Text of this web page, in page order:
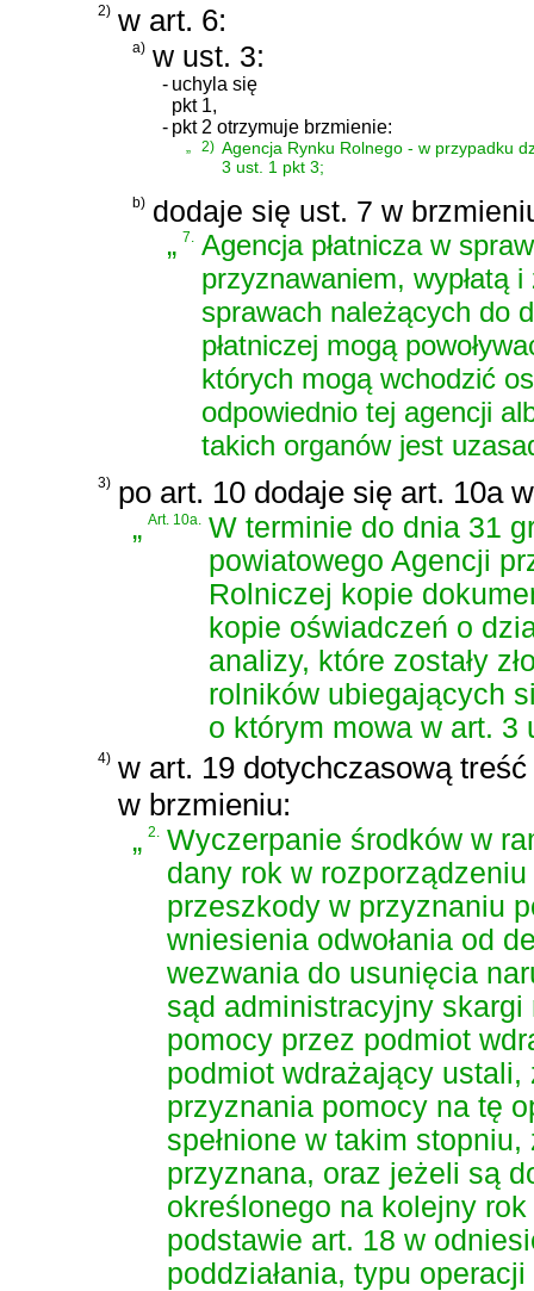
2) w art. 6:
a) w ust. 3:
-uchyla się
pkt 1,
-pkt 2 otrzymuje brzmienie:
2) Agencja Rynku Rolnego - w przypadku
3 ust. 1 pkt 3;
b) dodaje się ust. 7 w
„ 7. Agencja płatnicza w
przyznawaniem, wypłatą
sprawach należących do
płatniczej mogą
których mogą wchodzić
odpowiednio tej agencji
takich organów jest
3) po art. 10 dodaje się art. 10a
„Art. 10a. W terminie do dnia 31
powiatowego Agencji
Rolniczej kopie
kopie oświadczeń o
analizy, które zostały
rolników ubiegających
o którym mowa w art. 3
4) w art. 19 dotychczasową
w brzmieniu:
„2.
Wyczerpanie środków w
dany rok w
przeszkody w przyznaniu
wniesienia odwołania od
wezwania do usunięcia
sąd administracyjny
pomocy przez podmiot
podmiot wdrażający ustali,
przyznania pomocy na tę
spełnione w takim
przyznana, oraz jeżeli są
określonego na kolejny
podstawie art. 18 w
poddziałania, typu